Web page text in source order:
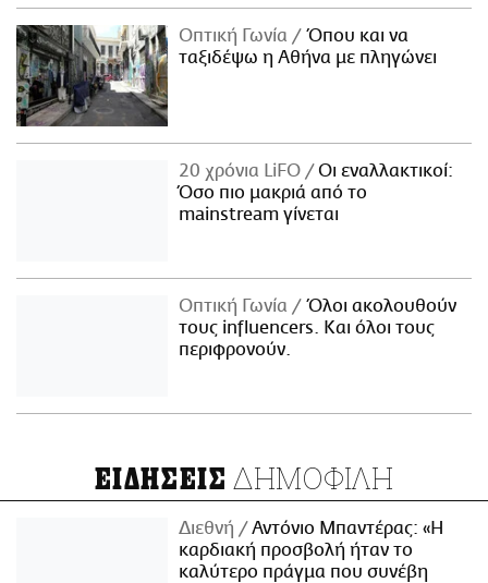
Οπτική Γωνία
Όπου και να
ταξιδέψω η Αθήνα με πληγώνει
20 χρόνια LiFO
Οι εναλλακτικοί:
Όσο πιο μακριά από το
mainstream γίνεται
Οπτική Γωνία
Όλοι ακολουθούν
τους influencers. Και όλοι τους
περιφρονούν.
ΕΙΔΗΣΕΙΣ ΔΗΜΟΦΙΛΗ
Διεθνή
Αντόνιο Μπαντέρας: «Η
καρδιακή προσβολή ήταν το
καλύτερο πράγμα που συνέβη